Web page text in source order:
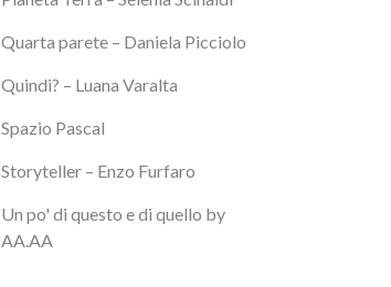
Quarta parete – Daniela Picciolo
Quindi? – Luana Varalta
Spazio Pascal
Storyteller – Enzo Furfaro
Un po' di questo e di quello by
AA.AA